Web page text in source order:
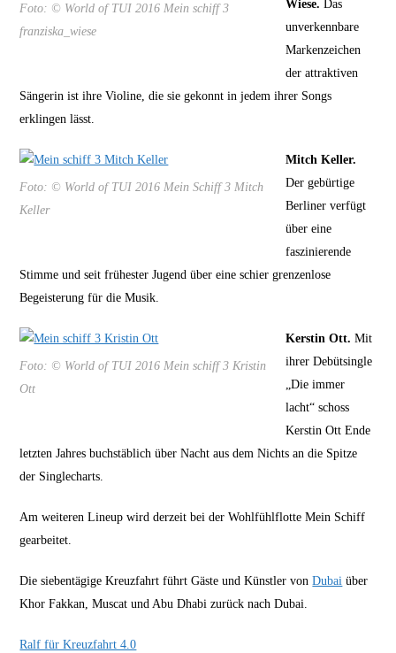
Foto: © World of TUI 2016 Mein schiff 3
franziska_wiese
Wiese. Das
unverkennbare
Markenzeichen
der attraktiven
Sängerin ist ihre Violine, die sie gekonnt in jedem ihrer Songs
erklingen lässt.
Foto: © World of TUI 2016 Mein Schiff 3 Mitch
Keller
Mitch Keller.
Der gebürtige
Berliner verfügt
über eine
faszinierende
Stimme und seit frühester Jugend über eine schier grenzenlose
Begeisterung für die Musik.
Foto: © World of TUI 2016 Mein schiff 3 Kristin
Ott
Kerstin Ott. Mit
ihrer Debütsingle
„Die immer
lacht“ schoss
Kerstin Ott Ende
letzten Jahres buchstäblich über Nacht aus dem Nichts an die Spitze
der Singlecharts.
Am weiteren Lineup wird derzeit bei der Wohlfühlflotte Mein Schiff
gearbeitet.
Die siebentägige Kreuzfahrt führt Gäste und Künstler vonDubai über
Khor Fakkan, Muscat und Abu Dhabi zurück nach Dubai.
Ralf für Kreuzfahrt 4.0